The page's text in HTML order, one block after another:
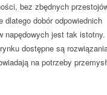
bez zbędnych
dlatego dobór odpowiednich
napędowych jest tak istotny.
dostępne są
na potrzeby